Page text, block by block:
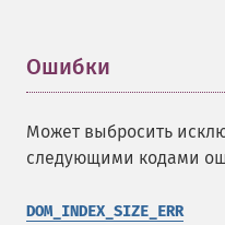
Ошибки
Может выбросить
следующими кодами
DOM_INDEX_SIZE_ERR